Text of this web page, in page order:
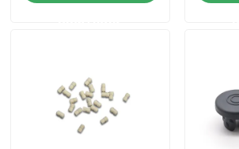
Ιατρικό λαστιχένιο πώμα